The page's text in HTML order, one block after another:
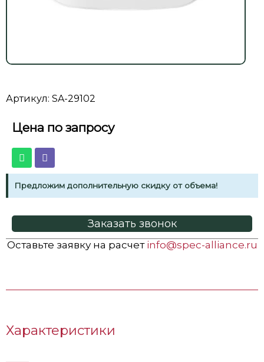
Артикул: SA-29102
Цена по запросу
Предложим дополнительную скидку от объема!
Заказать звонок
Оставьте заявку на расчет info@spec-alliance.ru
Характеристики